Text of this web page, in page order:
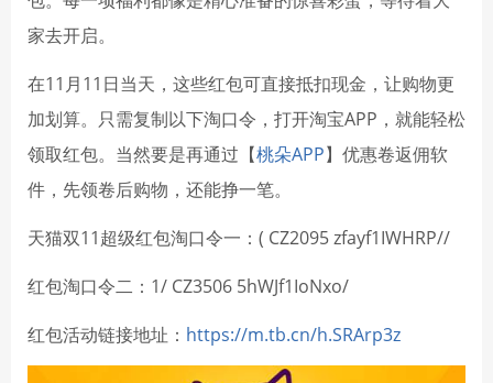
家去开启。
在11月11日当天，这些红包可直接抵扣现金，让购物更
加划算。只需复制以下淘口令，打开淘宝APP，就能轻松
领取红包。当然要是再通过【桃朵APP】优惠卷返佣软
件，先领卷后购物，还能挣一笔。
天猫双11超级红包淘口令一：( CZ2095 zfayf1IWHRP//
红包淘口令二：1/ CZ3506 5hWJf1IoNxo/
红包活动链接地址： https://m.tb.cn/h.SRArp3z